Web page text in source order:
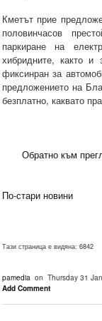
Кметът прие
половинчасов
паркиране на
хибридните, както
фиксинран за
предложението на
безплатно, каквато
Обратно към
По-стари новини
Тази страница е видяна: 6842
pamedia on Thursday 31
Add Comment